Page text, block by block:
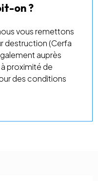
on ?
vous remettons
destruction (Cerfa
auprès
proximité de
des conditions